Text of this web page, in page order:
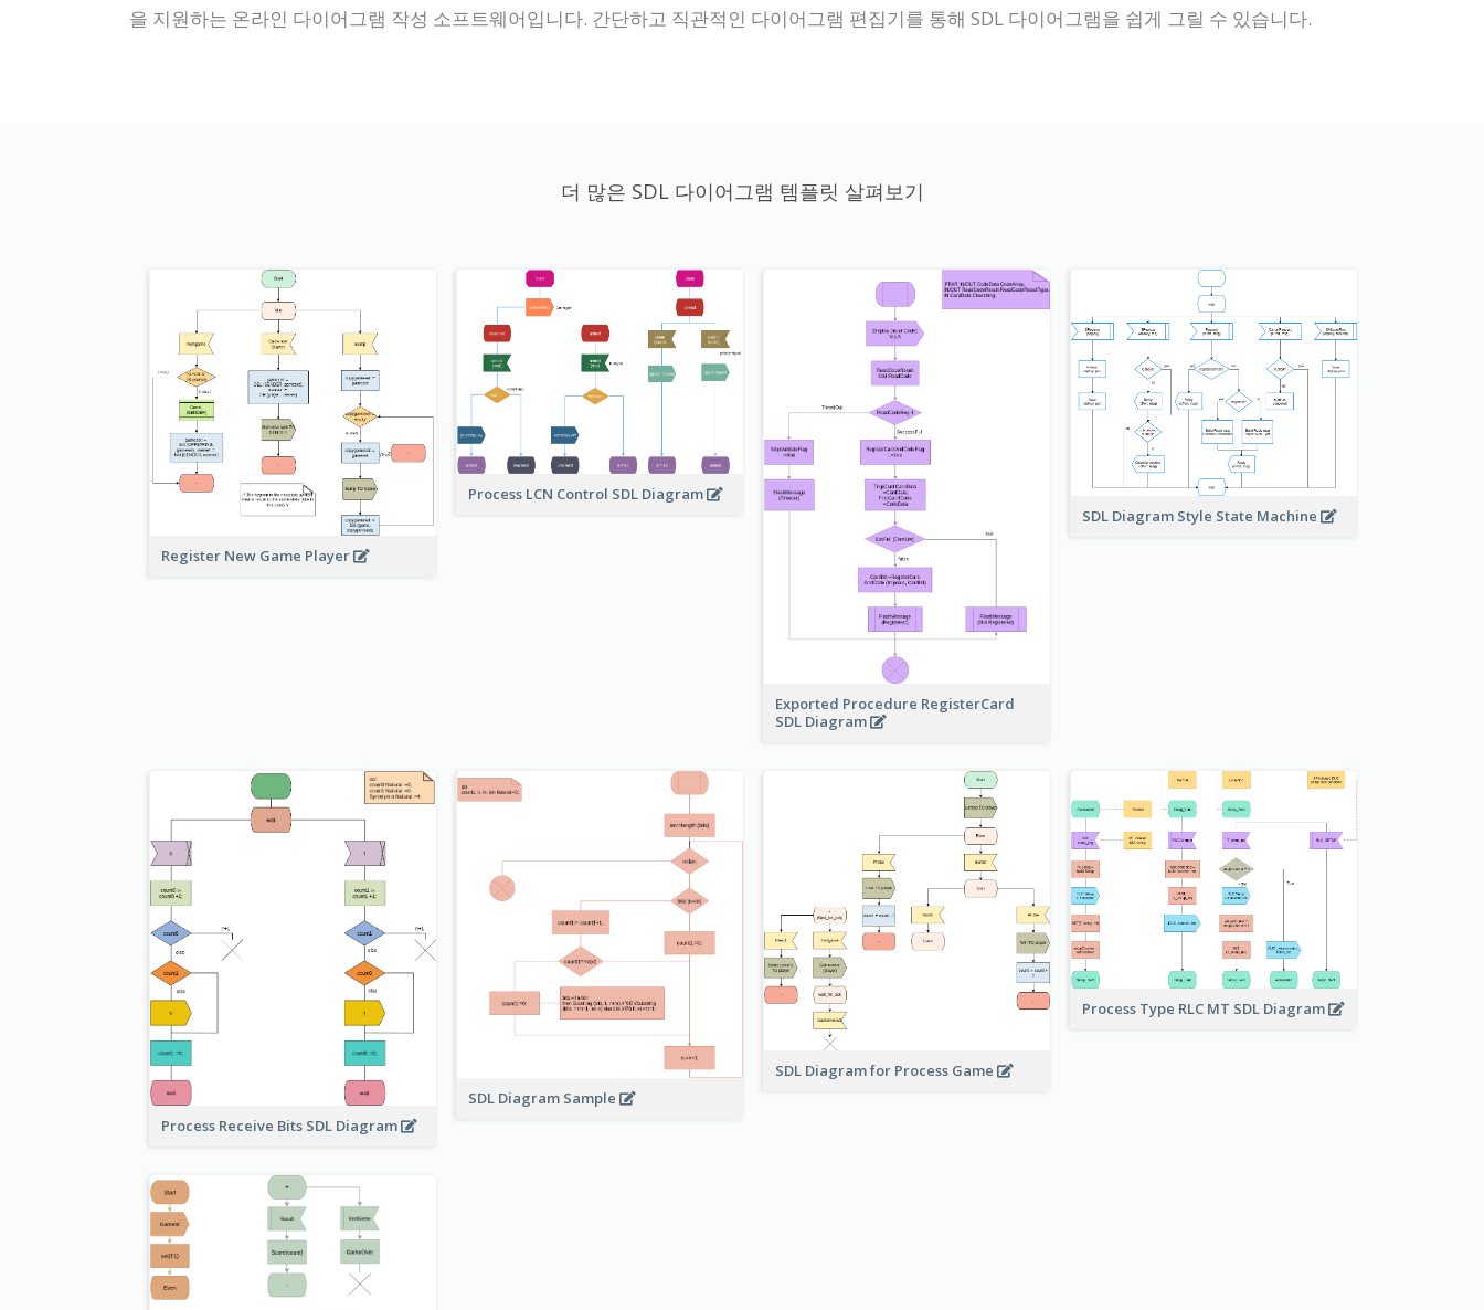
을 지원하는 온라인 다이어그램 작성 소프트웨어입니다. 간단하고 직관적인 다이어그램 편집기를 통해 SDL 다이어그램을 쉽게 그릴 수 있습니다.
더 많은 SDL 다이어그램 템플릿 살펴보기
Register New Game Player
Process LCN Control SDL Diagram
Exported Procedure RegisterCard
SDL Diagram
SDL Diagram Style State Machine
Process Receive Bits SDL Diagram
SDL Diagram Sample
SDL Diagram for Process Game
Process Type RLC MT SDL Diagram